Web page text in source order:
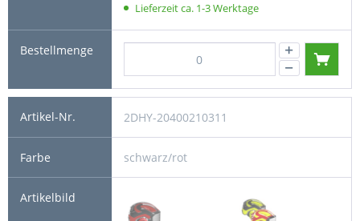
Lieferzeit ca. 1-3 Werktage
2DHY-20400210311
schwarz/rot